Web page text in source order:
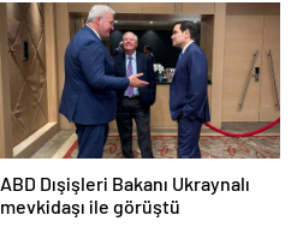
ABD Dışişleri Bakanı Ukraynalı
mevkidaşı ile görüştü